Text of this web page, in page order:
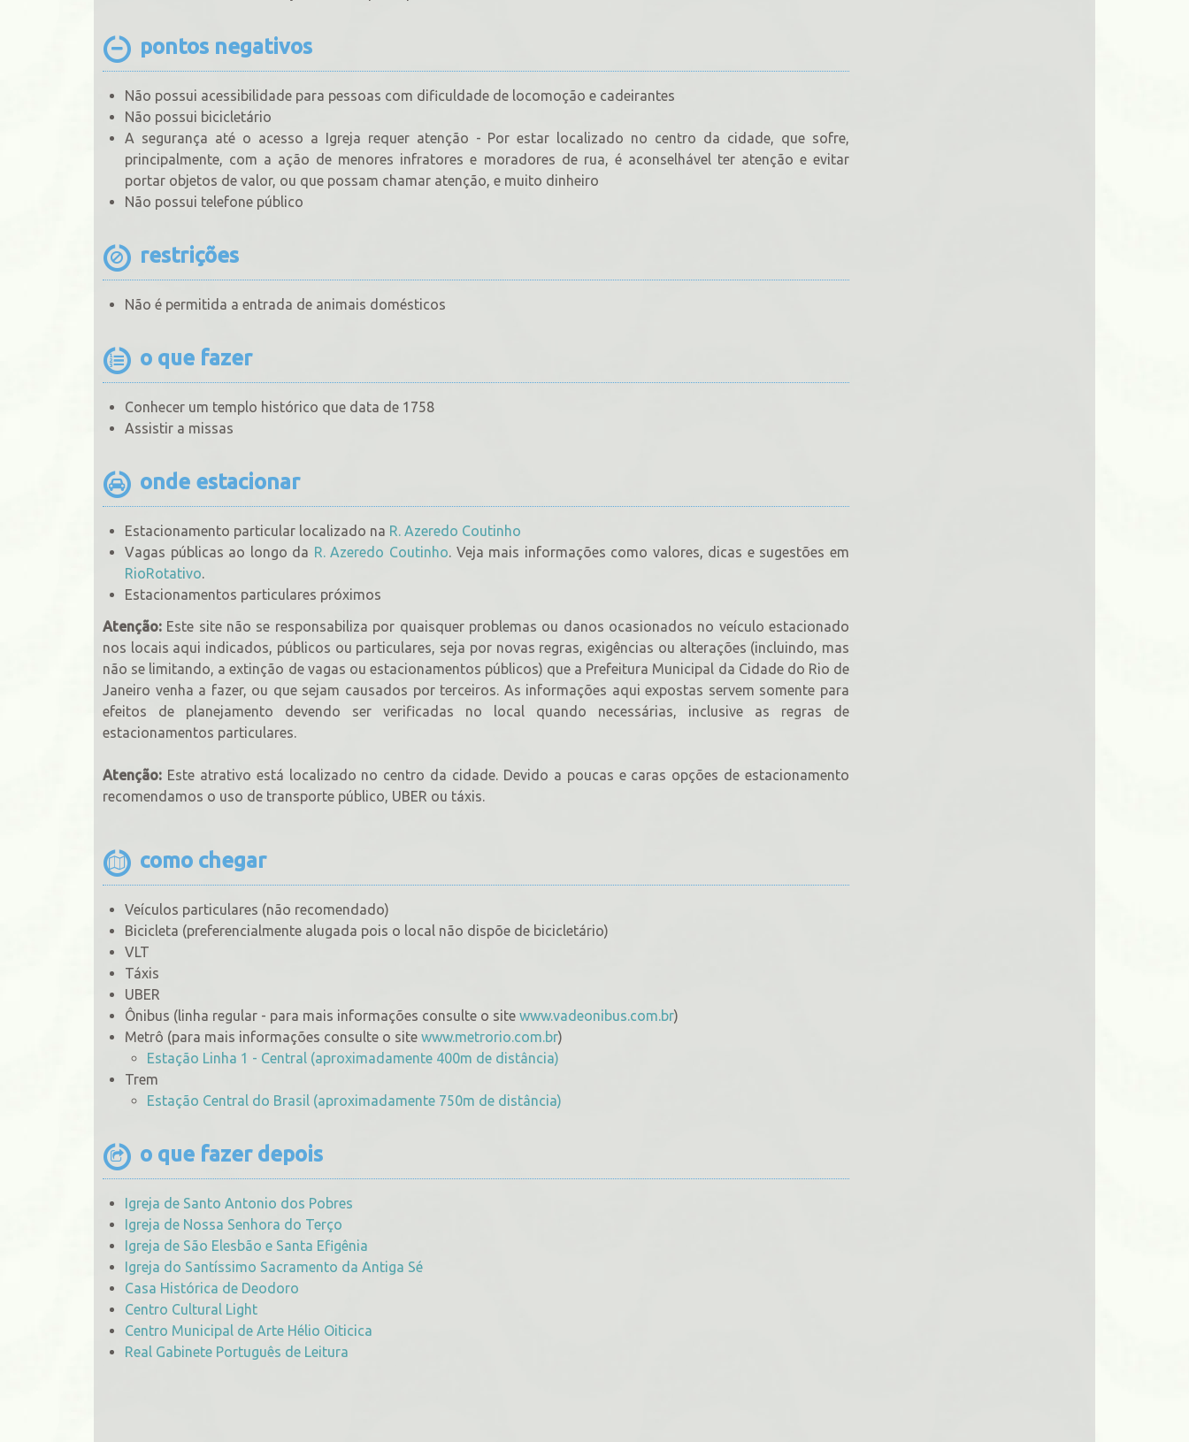
pontos negativos
Não possui acessibilidade para pessoas com dificuldade de locomoção e cadeirantes
Não possui bicicletário
A segurança até o acesso a Igreja requer atenção - Por estar localizado no centro da cidade, que sofre,
principalmente, com a ação de menores infratores e moradores de rua, é aconselhável ter atenção e evitar
portar objetos de valor, ou que possam chamar atenção, e muito dinheiro
Não possui telefone público
restrições
Não é permitida a entrada de animais domésticos
o que fazer
Conhecer um templo histórico que data de 1758
Assistir a missas
onde estacionar
Estacionamento particular localizado na R. Azeredo Coutinho
Vagas públicas ao longo da R. Azeredo Coutinho. Veja mais informações como valores, dicas e sugestões em
RioRotativo.
Estacionamentos particulares próximos
Atenção: Este site não se responsabiliza por quaisquer problemas ou danos ocasionados no veículo estacionado
nos locais aqui indicados, públicos ou particulares, seja por novas regras, exigências ou alterações (incluindo, mas
não se limitando, a extinção de vagas ou estacionamentos públicos) que a Prefeitura Municipal da Cidade do Rio de
Janeiro venha a fazer, ou que sejam causados por terceiros. As informações aqui expostas servem somente para
efeitos de planejamento devendo ser verificadas no local quando necessárias, inclusive as regras de
estacionamentos particulares.
Atenção: Este atrativo está localizado no centro da cidade. Devido a poucas e caras opções de estacionamento
recomendamos o uso de transporte público, UBER ou táxis.
como chegar
Veículos particulares (não recomendado)
Bicicleta (preferencialmente alugada pois o local não dispõe de bicicletário)
VLT
Táxis
UBER
Ônibus (linha regular - para mais informações consulte o site www.vadeonibus.com.br)
Metrô (para mais informações consulte o site www.metrorio.com.br)
Estação Linha 1 - Central (aproximadamente 400m de distância)
Trem
Estação Central do Brasil (aproximadamente 750m de distância)
o que fazer depois
Igreja de Santo Antonio dos Pobres
Igreja de Nossa Senhora do Terço
Igreja de São Elesbão e Santa Efigênia
Igreja do Santíssimo Sacramento da Antiga Sé
Casa Histórica de Deodoro
Centro Cultural Light
Centro Municipal de Arte Hélio Oiticica
Real Gabinete Português de Leitura